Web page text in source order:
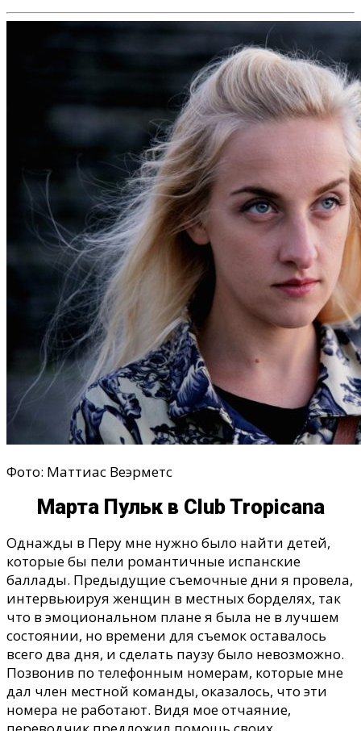
Фото: Маттиас Веэрметс
Марта Пульк в Club Tropicana
Однажды в Перу мне нужно было найти детей,
которые бы пели романтичные испанские
баллады. Предыдущие съемочные дни я провела,
интервьюируя женщин в местных борделях, так
что в эмоциональном плане я была не в лучшем
состоянии, но времени для съемок оставалось
всего два дня, и сделать паузу было невозможно.
Позвонив по телефонным номерам, которые мне
дал член местной команды, оказалось, что эти
номера не работают. Видя мое отчаяние,